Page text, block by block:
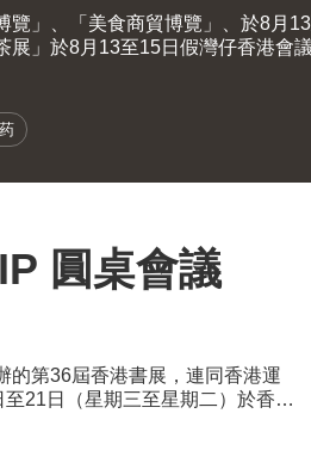
覽」、「美食商貿博覽」、於8月
展」於8月13至15日假灣仔香港會
進場。由現代化中醫藥國際協會
及健康產品會議（中醫藥會議）
圓桌會議
的第36屆香港書展，連同香港運
21日（星期三至星期二）於香港
動與消閒於一體的盛夏旅程。